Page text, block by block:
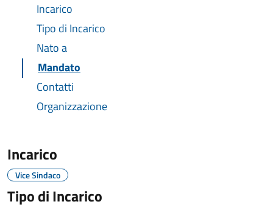
Incarico
Tipo di Incarico
Nato a
Mandato
Contatti
Organizzazione
Incarico
Vice Sindaco
Tipo di Incarico